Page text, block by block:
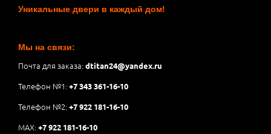
Уникальные двери в каждый дом!
Мы на связи:
Почта для заказа:dtitan24@yandex.ru
Телефон №1:+7 343 361-16-10
Телефон №2:+7 922 181-16-10
MAX:+7 922 181-16-10